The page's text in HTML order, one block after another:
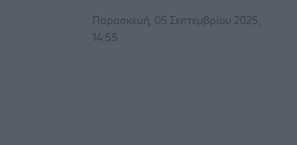
Παρασκευή, 05 Σεπτεμβρίου 2025,
14:55